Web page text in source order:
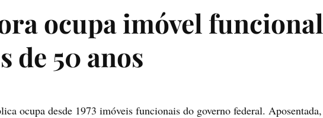
ocupa imóvel funcional
de 50 anos
ocupa desde 1973 imóveis funcionais do governo federal. Aposentada,